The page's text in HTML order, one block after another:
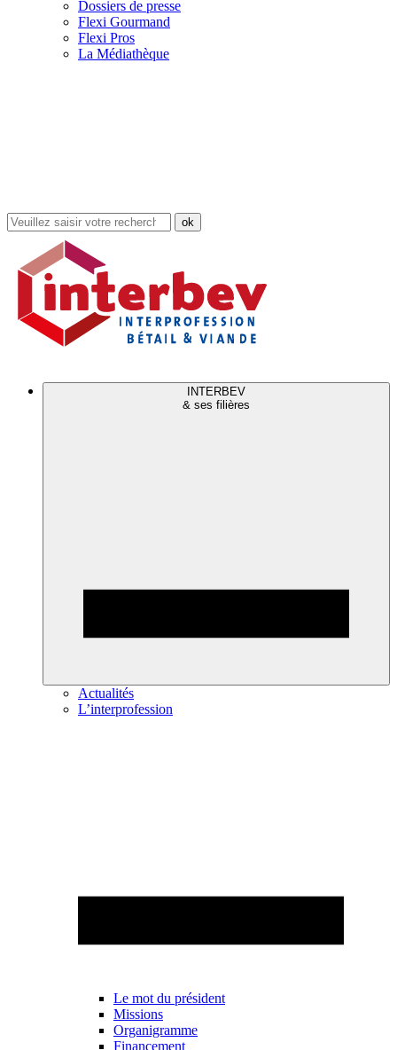
Dossiers de presse
Flexi Gourmand
Flexi Pros
La Médiathèque
Rechercher
dans
site
INTERBEV
& ses filières
Actualités
L’interprofession
Le mot du président
Missions
Organigramme
Financement